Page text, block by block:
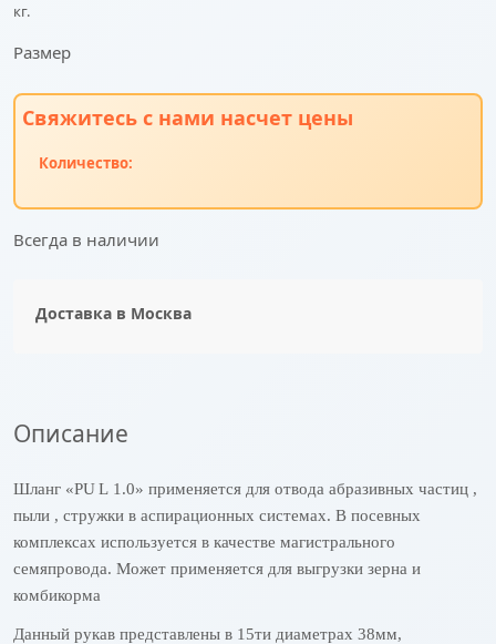
кг.
Размер
Свяжитесь с нами насчет цены
Количество:
Всегда в наличии
Доставка в Москва
Описание
Шланг «PUL 1.0» применяется для отвода абразивных частиц ,
пыли , стружки в аспирационных системах. В посевных
комплексах используется в качестве магистрального
семяпровода. Может применяется для выгрузки зерна и
комбикорма
Данный рукав представлены в 15ти диаметрах 38мм,